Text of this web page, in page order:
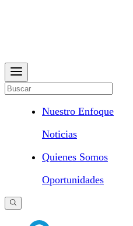
Nuestro Enfoque
Noticias
Quienes Somos
Oportunidades